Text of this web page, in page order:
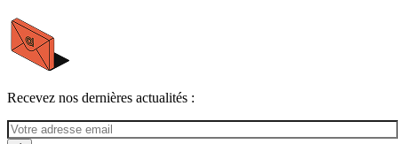
Recevez nos dernières actualités :